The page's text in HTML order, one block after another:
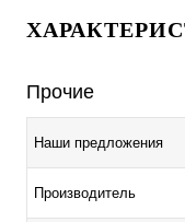
Прочие
Наши предложения
Производитель